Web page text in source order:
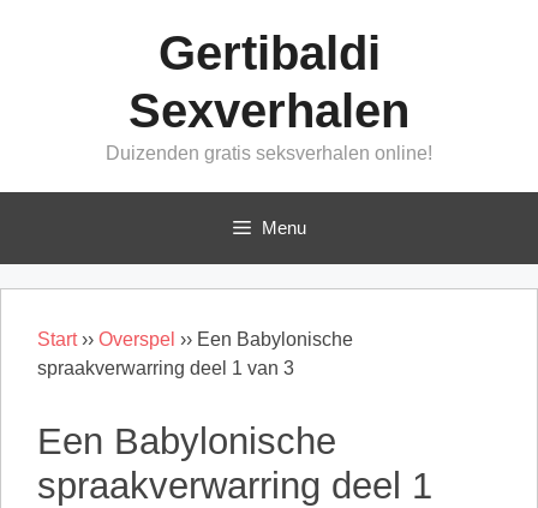
Gertibaldi
Sexverhalen
Duizenden gratis seksverhalen online!
Menu
Start›› Overspel ›› Een Babylonische
spraakverwarring deel 1 van 3
Een Babylonische
spraakverwarring deel 1